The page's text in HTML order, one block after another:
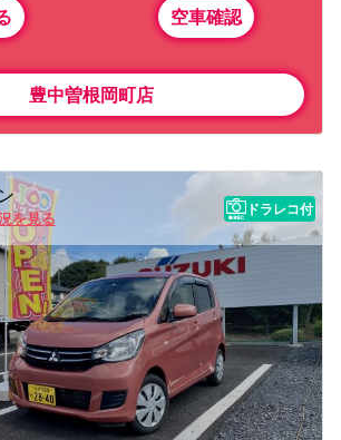
空車確認
豊中曽根岡町店
を見る
ドラレコ付